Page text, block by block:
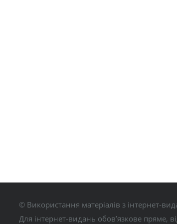
© Використання матеріалів з інтернет-
Для інтернет-видань обов’язкове пряме,